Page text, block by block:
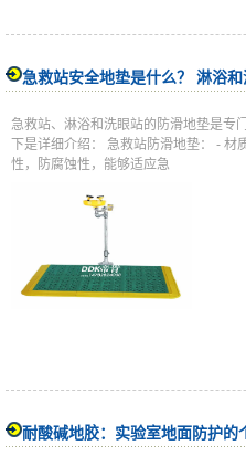
急救站安全地垫是什么？ 淋浴
急救站、淋浴和洗眼站的防滑地垫是专
下是详细介绍： 急救站防滑地垫： -
性，防腐蚀性，能够适应急
耐酸碱地胶：实验室地面防护